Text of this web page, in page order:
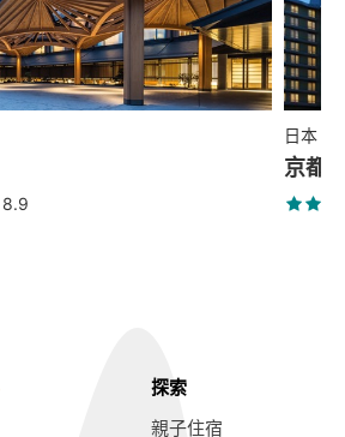
8.9
日本 ·
京都
探索
親子住宿